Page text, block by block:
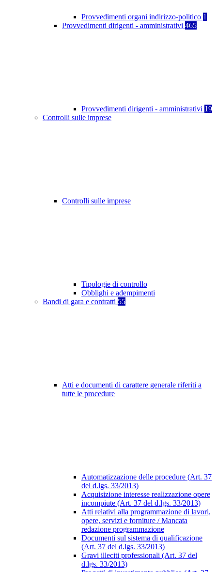
Provvedimenti organi indirizzo-politico 1
Provvedimenti dirigenti - amministrativi 465
Provvedimenti dirigenti - amministrativi 19
Controlli sulle imprese
Controlli sulle imprese
Tipologie di controllo
Obblighi e adempimenti
Bandi di gara e contratti 55
Atti e documenti di carattere generale riferiti a
tutte le procedure
Automatizzazione delle procedure (Art. 37
del d.lgs. 33/2013)
Acquisizione interesse realizzazione opere
incompiute (Art. 37 del d.lgs. 33/2013)
Atti relativi alla programmazione di lavori,
opere, servizi e forniture / Mancata
redazione programmazione
Documenti sul sistema di qualificazione
(Art. 37 del d.lgs. 33/2013)
Gravi illeciti professionali (Art. 37 del
d.lgs. 33/2013)